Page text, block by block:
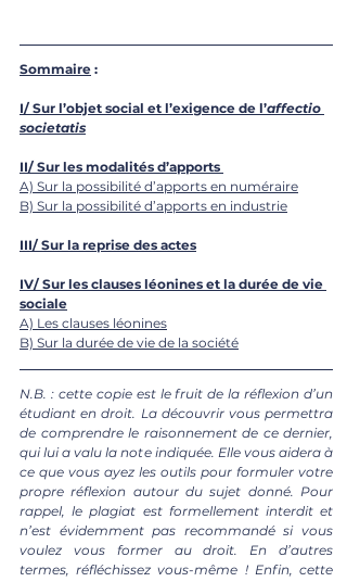
Sommaire :
I/ Sur l’objet social et l’exigence de l’affectio
societatis
II/ Sur les modalités d’apports
A) Sur la possibilité d’apports en numéraire
B) Sur la possibilité d’apports en industrie
III/ Sur la reprise des actes
IV/ Sur les clauses léonines et la durée de vie
sociale
A) Les clauses léonines
B) Sur la durée de vie de la société
N.B. : cette copie est le fruit de la réflexion d’un
étudiant en droit. La découvrir vous permettra
de comprendre le raisonnement de ce dernier,
qui lui a valu la note indiquée. Elle vous aidera à
ce que vous ayez les outils pour formuler votre
propre réflexion autour du sujet donné. Pour
rappel, le plagiat est formellement interdit et
n’est évidemment pas recommandé si vous
voulez vous former au droit. En d’autres
termes, réfléchissez vous-même ! Enfin, cette